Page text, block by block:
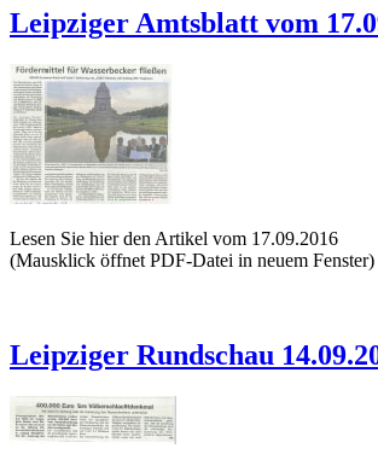
Leipziger Amtsblatt vom
Lesen Sie hier den Artikel vom 17.09.2016
(Mausklick öffnet PDF-Datei in neuem Fenster)
Leipziger Rundschau